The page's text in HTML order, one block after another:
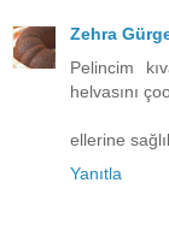
Zehra
Pelincim
helvasını
ellerine
Yanıtla